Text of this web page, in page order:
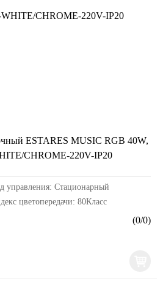
ESTARES MUSIC RGB 40W,
CHROME-220V-IP20
управления: Стационарный
цветопередачи: 80Класс
пульсации: 0,2Материалы к...
(0/0)